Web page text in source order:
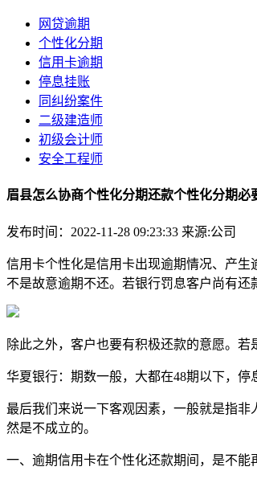
网贷逾期
个性化分期
信用卡逾期
停息挂账
同纠纷案件
二级建造师
初级会计师
安全工程师
眉县怎么协商个性化分期还款个性化分期必
发布时间：2022-11-28 09:23:33 来源:公司
信用卡个性化是信用卡出现逾期情况、产
不是故意逾期不还。若银行罚息客户尚有还
除此之外，客户也要有积极还款的意愿。
华夏银行：期数一般，大都在48期以下，
最后我们来说一下客观因素，一般就是指
然是不成立的。
一、逾期信用卡在个性化还款期间，是不能